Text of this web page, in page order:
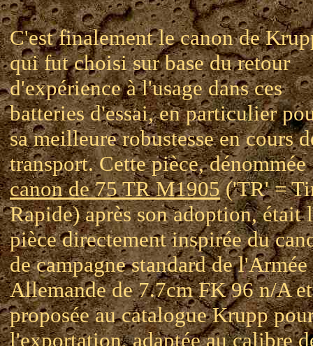
C'est finalement le canon de
qui fut choisi sur base du retour
d'expérience à l'usage dans ces
batteries d'essai, en particulier
sa meilleure robustesse en cours
transport. Cette pièce, dénommée
canon de 75 TR M1905('TR' =
Rapide) après son adoption, était
pièce directement inspirée du
de campagne standard de l'Armée
Allemande de 7.7cm FK 96 n/A et
proposée au catalogue Krupp
l'exportation, adaptée au calibre